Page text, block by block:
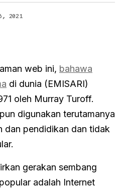
6, 2021
web ini, bahawa
di dunia (EMISARI)
oleh Murray Turoff.
digunakan terutamanya
dan pendidikan dan tidak
gerakan sembang
adalah Internet